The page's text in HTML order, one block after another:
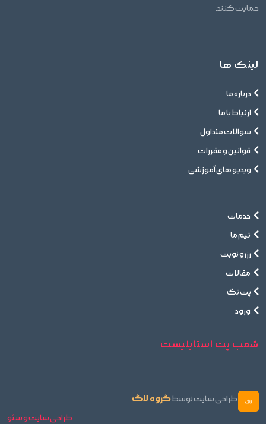
حمایت کنند.
لینک ها
درباره ما
ارتباط با ما
سوالات متداول
قوانین و مقررات
ویدیو های آموزشی
خدمات
تیم ما
رزرو نوبت
مقالات
پت تگ
ورود
شعب پت استایلیست
طراحی سایت توسطگروه لاگ
طراحی سایت و سئو